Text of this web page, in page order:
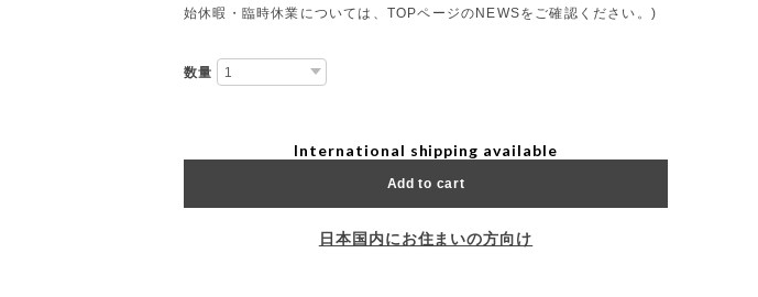
始休暇・臨時休業については、TOPページのNEWSをご確認ください。)
数量
International shipping available
Add to cart
日本国内にお住まいの方向け